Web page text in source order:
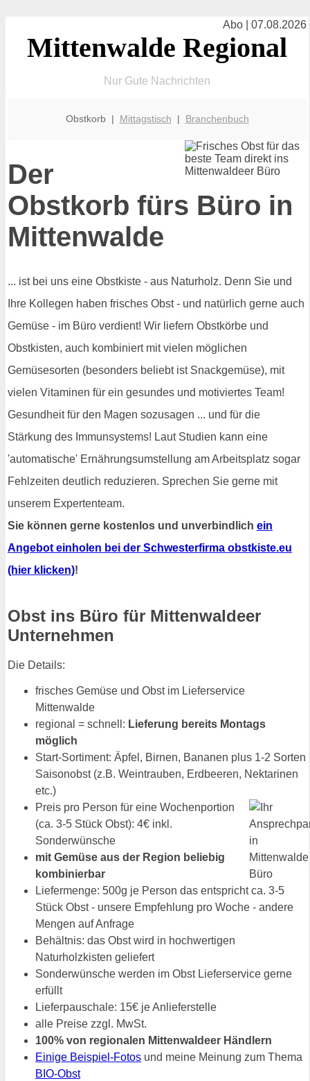
Abo | 07.08.2026
Mittenwalde Regional
Nur Gute Nachrichten
Obstkorb | Mittagstisch | Branchenbuch
Der
Obstkorb fürs Büro in
Mittenwalde
... ist bei uns eine Obstkiste - aus Naturholz. Denn Sie und
Ihre Kollegen haben frisches Obst - und natürlich gerne auch
Gemüse - im Büro verdient! Wir liefern Obstkörbe und
Obstkisten, auch kombiniert mit vielen möglichen
Gemüsesorten (besonders beliebt ist Snackgemüse), mit
vielen Vitaminen für ein gesundes und motiviertes Team!
Gesundheit für den Magen sozusagen ... und für die
Stärkung des Immunsystems! Laut Studien kann eine
'automatische' Ernährungsumstellung am Arbeitsplatz sogar
Fehlzeiten deutlich reduzieren. Sprechen Sie gerne mit
unserem Expertenteam.
Sie können gerne kostenlos und unverbindlich ein
Angebot einholen bei der Schwesterfirma obstkiste.eu
(hier klicken)!
Obst ins Büro für Mittenwaldeer
Unternehmen
Die Details:
frisches Gemüse und Obst im Lieferservice
Mittenwalde
regional = schnell: Lieferung bereits Montags
möglich
Start-Sortiment: Äpfel, Birnen, Bananen plus 1-2 Sorten
Saisonobst (z.B. Weintrauben, Erdbeeren, Nektarinen
etc.)
Preis pro Person für eine Wochenportion
(ca. 3-5 Stück Obst): 4€ inkl.
Sonderwünsche
mit Gemüse aus der Region beliebig
kombinierbar
Liefermenge: 500g je Person das entspricht ca. 3-5
Stück Obst - unsere Empfehlung pro Woche - andere
Mengen auf Anfrage
Behältnis: das Obst wird in hochwertigen
Naturholzkisten geliefert
Sonderwünsche werden im Obst Lieferservice gerne
erfüllt
Lieferpauschale: 15€ je Anlieferstelle
alle Preise zzgl. MwSt.
100% von regionalen Mittenwaldeer Händlern
Einige Beispiel-Fotos und meine Meinung zum Thema
BIO-Obst